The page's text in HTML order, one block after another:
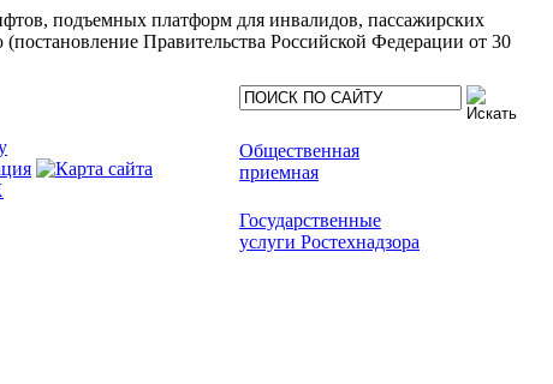
подъемных платформ для инвалидов, пассажирских
Правительства Российской Федерации от 30
Общественная
приемная
Государственные
услуги Ростехнадзора